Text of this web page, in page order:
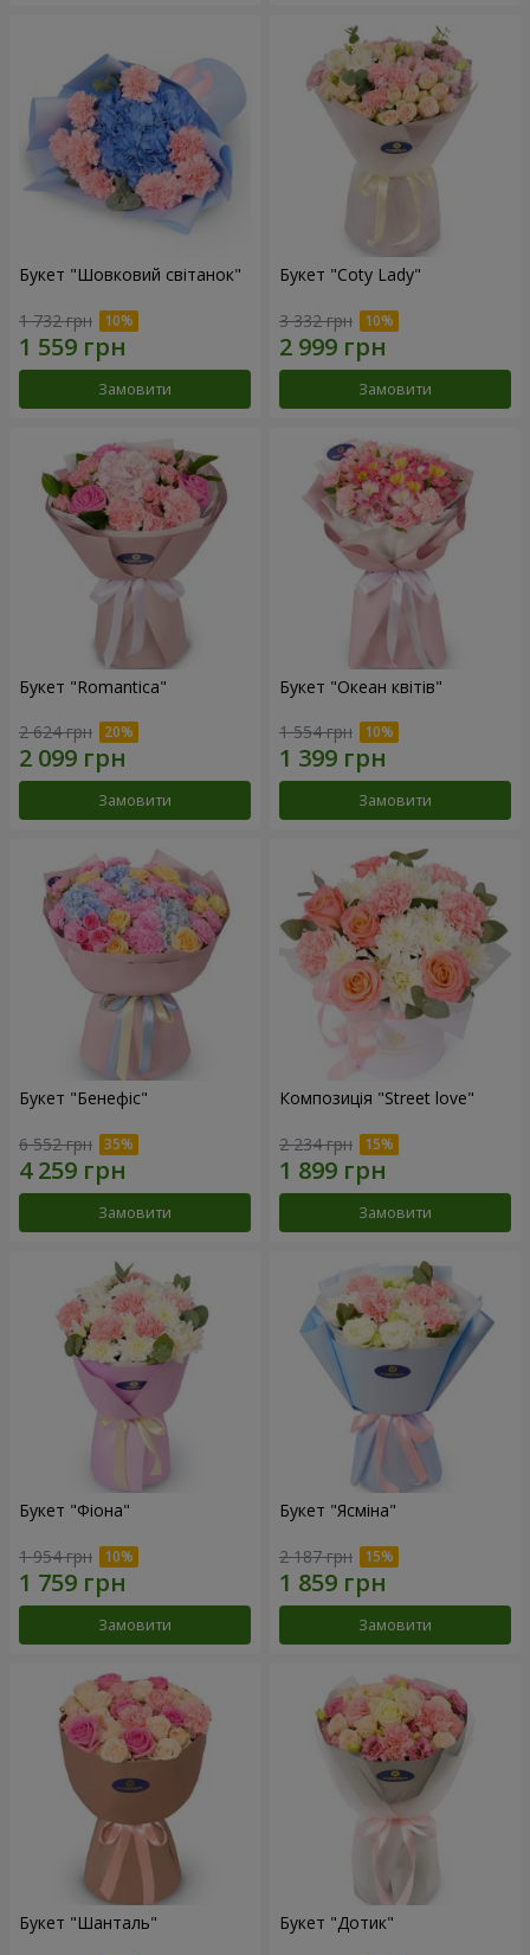
Букет "Шовковий світанок"
1 732 грн
Замовити
Букет "Coty Lady"
3 332 грн
Замовити
Букет "Romantica"
2 624 грн
Замовити
Букет "Океан квітів"
1 554 грн
Замовити
Букет "Бенефіс"
6 552 грн
Замовити
Композиція "Street love"
2 234 грн
Замовити
Букет "Фіона"
1 954 грн
Замовити
Букет "Ясміна"
2 187 грн
Замовити
Букет "Шанталь" Букет "Дотик"